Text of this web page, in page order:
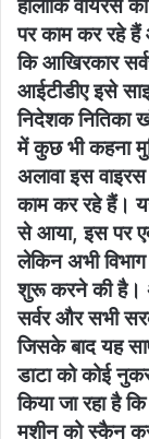
हालांकि वायरस
पर काम कर रहे हैं
कि आखिरकार
आईटीडीए इसे
निदेशक नितिका
में कुछ भी कहना
अलावा इस
काम कर रहे हैं।
से आया, इस पर
लेकिन अभी
शुरू करने की है।
सर्वर और सभी
जिसके बाद यह
डाटा को कोई
किया जा रहा है
मशीन को स्कैन